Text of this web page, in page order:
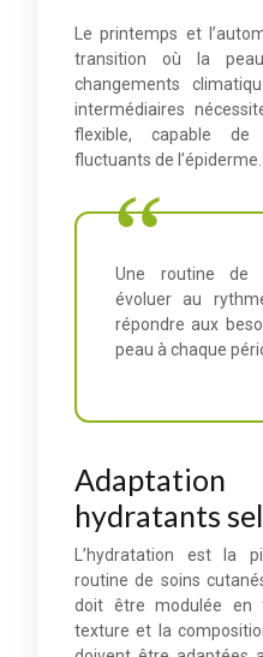
Le printemps et
transition où la
changements
intermédiaires
flexible, capable de
fluctuants de l’épiderme.
Une routine de
évoluer au
répondre aux
peau à chaque
hydratants
L’hydratation est la
routine de soins
doit être modulée en
texture et la